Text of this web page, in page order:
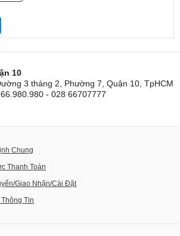
10
3 tháng 2, Phường 7, Quận 10, TpHCM
- 028 66707777
Chung
Thanh Toán
Giao Nhận/Cài Đặt
Tin